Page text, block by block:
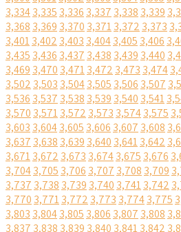
3,3343,335 3,336 3,337 3,338 3,339
3,368 3,369 3,370 3,3713,372 3,373
3,4013,402 3,403 3,4043,405 3,406
3,435 3,436 3,437 3,438 3,439 3,440
3,469 3,470 3,4713,472 3,473 3,474
3,502 3,503 3,5043,505 3,506 3,507
3,536 3,537 3,538 3,539 3,540 3,541
3,570 3,5713,572 3,573 3,5743,575
3,603 3,6043,605 3,606 3,607 3,608
3,637 3,638 3,639 3,640 3,6413,642
3,6713,672 3,673 3,6743,675 3,676
3,7043,705 3,706 3,707 3,708 3,709
3,737 3,738 3,739 3,740 3,7413,742
3,770 3,7713,772 3,773 3,7743,775
3,803 3,8043,805 3,806 3,807 3,808
3,837 3,838 3,839 3,840 3,8413,842